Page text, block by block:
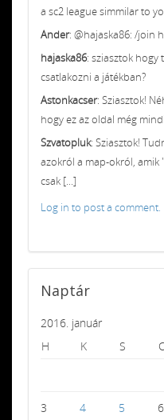
a sc2 league simmilar to
Ander: @hajaska86: /join
hajaska86: sziasztok
csatlakozni a játékban?
Astonkacser: Sziasztok!
hogy ez az oldal még
Szvatopluk: Sziasztok!
azokról a map-okról, amik
csak [...]
Log in to post a comment.
Naptár
2016. január
H
K S C
3 4 5 6